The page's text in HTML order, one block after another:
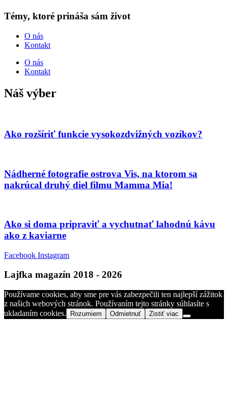
Témy, ktoré prináša sám život
O nás
Kontakt
O nás
Kontakt
Náš výber
Ako rozšíriť funkcie vysokozdvižných vozíkov?
Nádherné fotografie ostrova Vis, na ktorom sa
nakrúcal druhý diel filmu Mamma Mia!
Ako si doma pripraviť a vychutnať lahodnú kávu
ako z kaviarne
Facebook Instagram
Lajfka magazín 2018 - 2026
Používame cookies, aby sme pre vás zabezpečili ten najlepší zážitok
z našich webových stránok. Používaním tejto stránky súhlasíte s
ukladaním cookies.
Rozumiem Odmietnuť Zistiť viac